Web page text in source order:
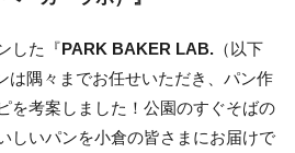
した『PARK BAKER LAB. （以下
は隅々までお任せいただき、パン作
を考案しました！公園のすぐそばの
しいパンを小倉の皆さまにお届けで